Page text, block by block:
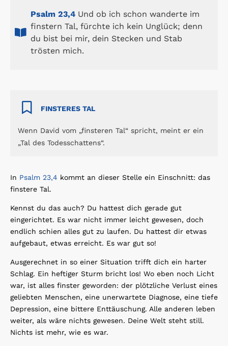
Psalm 23,4 Und ob ich schon wanderte im
finstern Tal, fürchte ich kein Unglück; denn
du bist bei mir, dein Stecken und Stab
trösten mich.
FINSTERES TAL
Wenn David vom „finsteren Tal“ spricht, meint er ein
„Tal des Todesschattens“.
In Psalm 23,4 kommt an dieser Stelle ein Einschnitt: das
finstere Tal.
Kennst du das auch? Du hattest dich gerade gut
eingerichtet. Es war nicht immer leicht gewesen, doch
endlich schien alles gut zu laufen. Du hattest dir etwas
aufgebaut, etwas erreicht. Es war gut so!
Ausgerechnet in so einer Situation trifft dich ein harter
Schlag. Ein heftiger Sturm bricht los! Wo eben noch Licht
war, ist alles finster geworden: der plötzliche Verlust eines
geliebten Menschen, eine unerwartete Diagnose, eine tiefe
Depression, eine bittere Enttäuschung. Alle anderen leben
weiter, als wäre nichts gewesen. Deine Welt steht still.
Nichts ist mehr, wie es war.